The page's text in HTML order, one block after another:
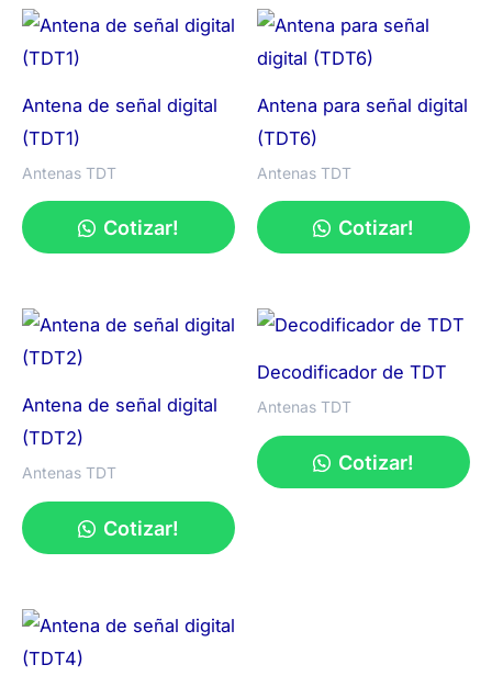
Antena de señal digital
(TDT1)
Antenas TDT
Cotizar!
Antena para señal digital
(TDT6)
Antenas TDT
Cotizar!
Antena de señal digital
(TDT2)
Antenas TDT
Cotizar!
Decodificador de TDT
Antenas TDT
Cotizar!